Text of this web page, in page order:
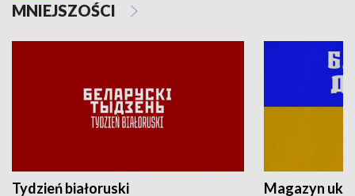
MNIEJSZOŚCI
Tydzień białoruski Magazyn